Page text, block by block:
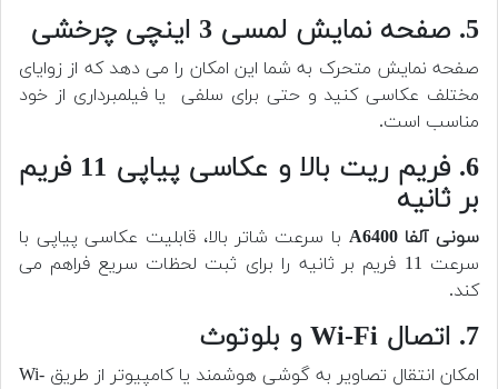
5. صفحه نمایش لمسی 3 اینچی چرخشی
صفحه نمایش متحرک به شما این امکان را می دهد که از زوایای
مختلف عکاسی کنید و حتی برای سلفی یا فیلمبرداری از خود
مناسب است.
6. فریم ریت بالا و عکاسی پیاپی 11 فریم
بر ثانیه
سونی آلفا A6400
با سرعت شاتر بالا، قابلیت عکاسی پیاپی با
سرعت 11 فریم بر ثانیه را برای ثبت لحظات سریع فراهم می
کند.
7. اتصال Wi-Fi و بلوتوث
امکان انتقال تصاویر به گوشی هوشمند یا کامپیوتر از طریق Wi-